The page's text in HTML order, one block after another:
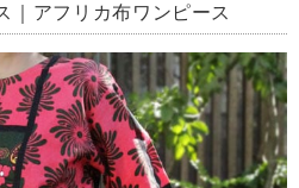
｜アフリカ布ワンピース